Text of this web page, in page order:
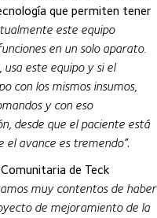
que permiten tener
este equipo
en un solo aparato.
este equipo y si el
con los mismos insumos,
y con eso
desde que el paciente está
el avance es tremendo”.
de Teck
muy contentos de haber
de mejoramiento de la